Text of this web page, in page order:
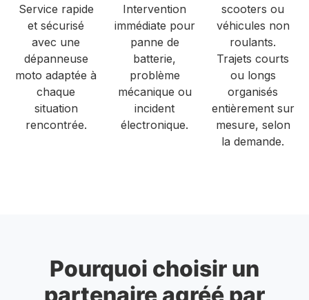
Service rapide
et sécurisé
avec une
dépanneuse
moto adaptée à
chaque
situation
rencontrée.
Intervention
immédiate pour
panne de
batterie,
problème
mécanique ou
incident
électronique.
scooters ou
véhicules non
roulants.
Trajets courts
ou longs
organisés
entièrement sur
mesure, selon
la demande.
Pourquoi choisir un